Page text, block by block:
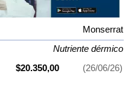
Monserrat
Nutriente dérmico
$20.350,00 (26/06/26)